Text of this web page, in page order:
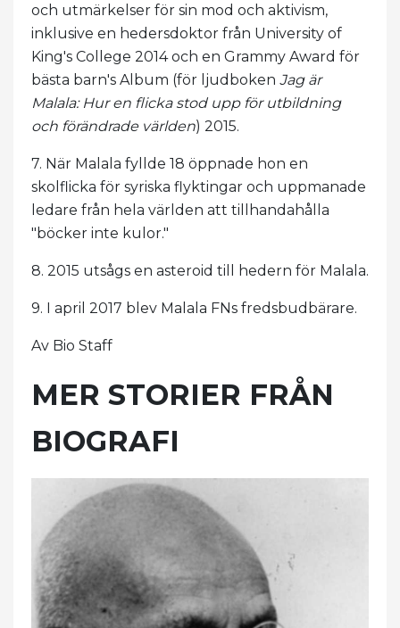
och utmärkelser för sin mod och aktivism,
inklusive en hedersdoktor från University of
King's College 2014 och en Grammy Award för
bästa barn's Album (för ljudboken Jag är
Malala: Hur en flicka stod upp för utbildning
och förändrade världen) 2015.
7. När Malala fyllde 18 öppnade hon en
skolflicka för syriska flyktingar och uppmanade
ledare från hela världen att tillhandahålla
"böcker inte kulor."
8. 2015 utsågs en asteroid till hedern för Malala.
9. I april 2017 blev Malala FNs fredsbudbärare.
Av Bio Staff
MER STORIER FRÅN
BIOGRAFI